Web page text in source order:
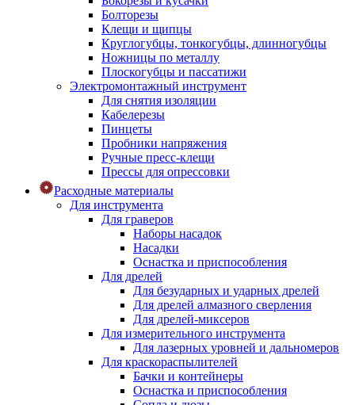
Болторезы
Клещи и щипцы
Круглогубцы, тонкогубцы, длинногубцы
Ножницы по металлу
Плоскогубцы и пассатижи
Электромонтажный инструмент
Для снятия изоляции
Кабелерезы
Пинцеты
Пробники напряжения
Ручные пресс-клещи
Прессы для опрессовки
Расходные материалы
Для инструмента
Для граверов
Наборы насадок
Насадки
Оснастка и приспособления
Для дрелей
Для безударных и ударных дрелей
Для дрелей алмазного сверления
Для дрелей-миксеров
Для измерительного инструмента
Для лазерных уровней и дальномеров
Для краскораспылителей
Бачки и контейнеры
Оснастка и приспособления